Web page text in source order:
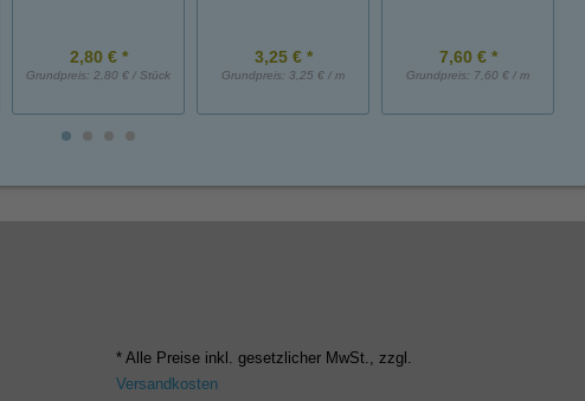
2,80 € *
Grundpreis: 2,80 € / Stück
3,25 € *
Grundpreis: 3,25 € / m
7,60 € *
Grundpreis: 7,60 € / m
* Alle Preise inkl. gesetzlicher MwSt., zzgl.
Versandkosten